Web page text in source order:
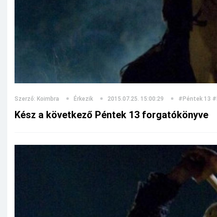
Szerző: Koimbra Érkezik 2015.07.25. 15:00:29 #Péntek 13
Kész a következő Péntek 13 forgatókönyve